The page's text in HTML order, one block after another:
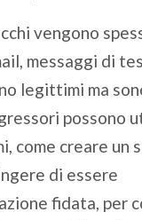
vengono
messaggi di
legittimi ma
possono
come creare un
di essere
fidata, per